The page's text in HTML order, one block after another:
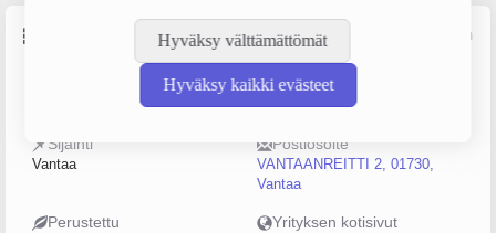
Hyväksy välttämättömät
Hyväksy kaikki evästeet
Lähde: YTJ, PRH, Traficom
Henkilöstömäärä
10–19
Sijainti
Vantaa
Postiosoite
VANTAANREITTI 2, 01730,
Vantaa
Perustettu Yrityksen kotisivut